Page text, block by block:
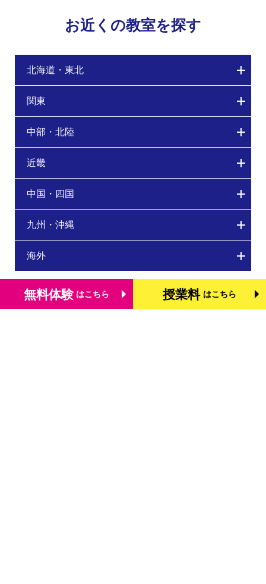
お近くの教室を探す
北海道・東北
関東
中部・北陸
近畿
中国・四国
九州・沖縄
海外
無料体験 はこちら 授業料 はこちら